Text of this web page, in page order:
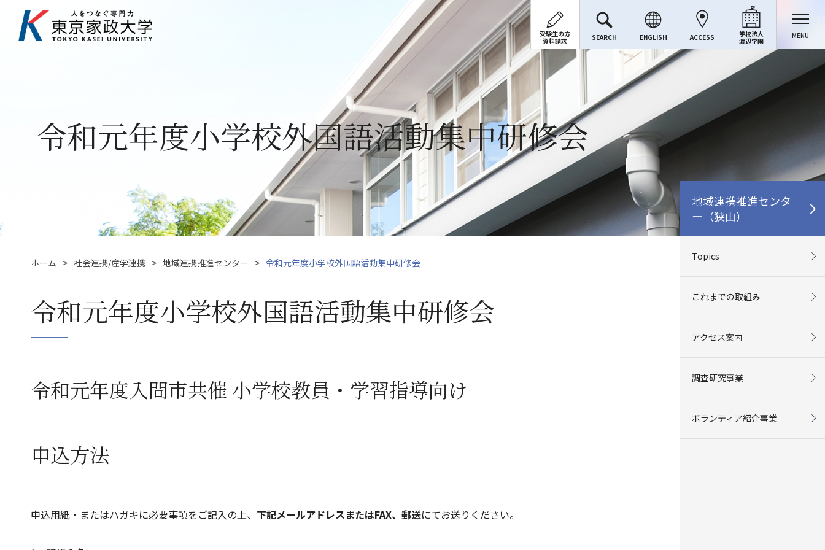
受験生の方
資料請求
SEARCH ENGLISH ACCESS
学校法人
渡辺学園
MENU
令和元年度小学校外国語活動集中研修会
ホーム 社会連携/産学連携 地域連携推進センター 令和元年度小学校外国語活動集中研修会
令和元年度小学校外国語活動集中研修会
令和元年度入間市共催 小学校教員・学習指導向け
申込方法
申込用紙・またはハガキに必要事項をご記入の上、 下記メールアドレスまたはFAX、郵送にてお送りください。
地域連携推進センタ
ー（狭山）
Topics
これまでの取組み
アクセス案内
調査研究事業
ボランティア紹介事業